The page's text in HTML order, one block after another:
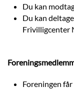
Du kan
Du kan
Frivilligcenter
Foreningen